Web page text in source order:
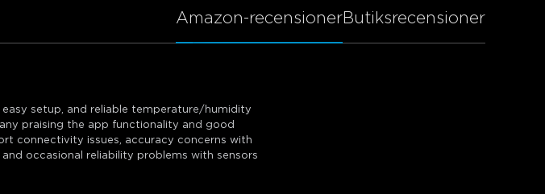
Amazon-recensionerButiksrecensioner
setup, and reliable temperature/humidity
praising the app functionality and good
connectivity issues, accuracy concerns with
occasional reliability problems with sensors